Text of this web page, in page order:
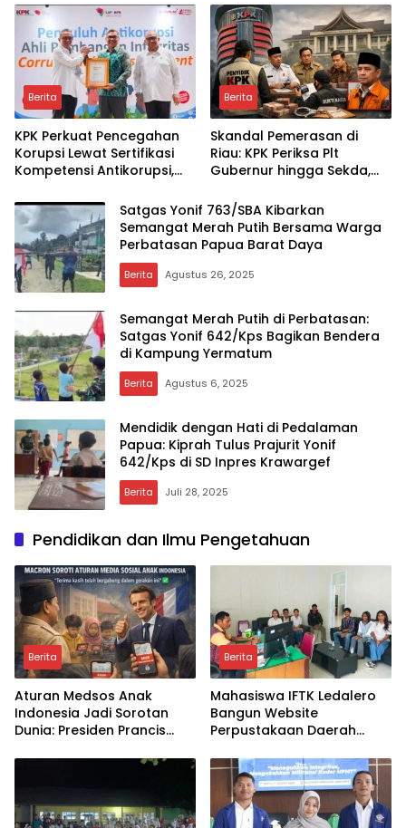
Pengawasan Ke Depan?
Menunggu, Di Mana
Keadilannya?
Berita
KPK Perkuat Pencegahan
Korupsi Lewat Sertifikasi
Kompetensi Antikorupsi,
Peningkatan Signifikan
Berita
Skandal Pemerasan di
Riau: KPK Periksa Plt
Gubernur hingga Sekda,
Terbongkar?
Satgas Yonif 763/SBA Kibarkan
Semangat Merah Putih Bersama Warga
Perbatasan Papua Barat Daya
Berita Agustus 26, 2025
Semangat Merah Putih di Perbatasan:
Satgas Yonif 642/Kps Bagikan Bendera
di Kampung Yermatum
Berita Agustus 6, 2025
Mendidik dengan Hati di Pedalaman
Papua: Kiprah Tulus Prajurit Yonif
642/Kps di SD Inpres Krawargef
Berita Juli 28, 2025
Pendidikan dan Ilmu Pengetahuan
Berita
Aturan Medsos Anak
Indonesia Jadi Sorotan
Dunia: Presiden Prancis
Ucapkan Terima Kasih,
Generasi Digital?
Berita
Mahasiswa IFTK Ledalero
Bangun Website
Perpustakaan Daerah
Transformasi Digital
Layanan Publik Bisa
Dipercepat?